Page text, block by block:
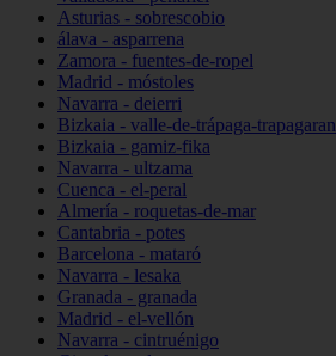
Asturias - sobrescobio
álava - asparrena
Zamora - fuentes-de-ropel
Madrid - móstoles
Navarra - deierri
Bizkaia - valle-de-trápaga-trapagaran
Bizkaia - gamiz-fika
Navarra - ultzama
Cuenca - el-peral
Almería - roquetas-de-mar
Cantabria - potes
Barcelona - mataró
Navarra - lesaka
Granada - granada
Madrid - el-vellón
Navarra - cintruénigo